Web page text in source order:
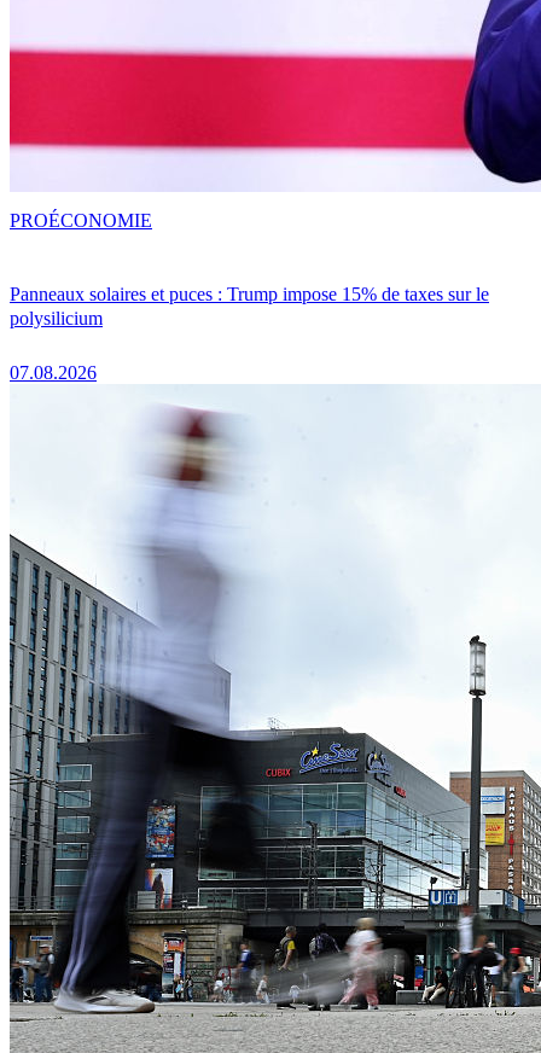
Panneaux solaires et puces : Trump impose 15% de taxes sur le
polysilicium
07.08.2026
PROÉCONOMIE